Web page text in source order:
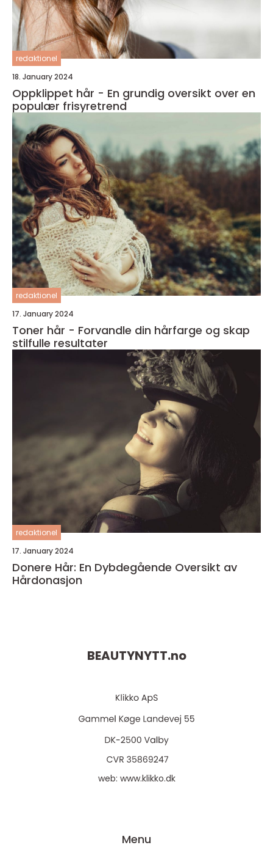
redaktionel
18. January 2024
Oppklippet hår - En grundig oversikt over en
populær frisyretrend
redaktionel
17. January 2024
Toner hår - Forvandle din hårfarge og skap
stilfulle resultater
redaktionel
17. January 2024
Donere Hår: En Dybdegående Oversikt av
Hårdonasjon
BEAUTYNYTT.no
web: www.klikko.dk
Menu